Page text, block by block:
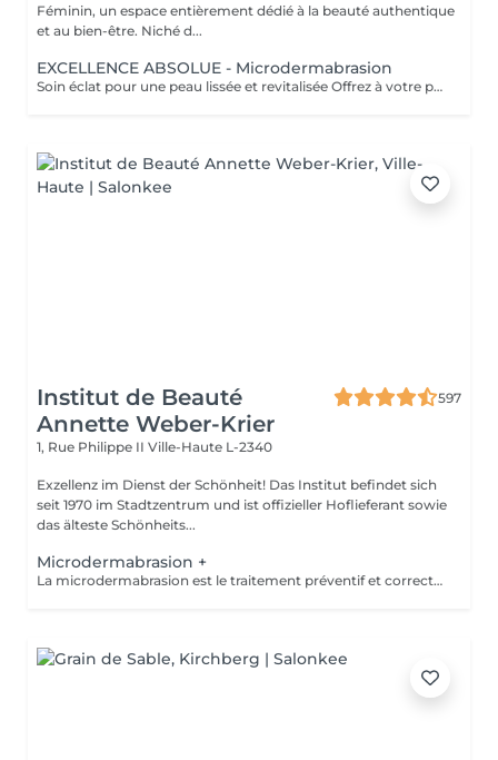
Féminin, un espace entièrement dédié à la beauté authentique
et au bien-être. Niché d...
EXCELLENCE ABSOLUE - Microdermabrasion
Soin éclat pour une peau lissée et revitalisée Offrez à votre peau un éclat immédiat grâce à la microdermabrasion, une technique douce qui stimule la régénération, lisse les ridules et révèle un teint plus lumineux et uniforme. Sans douleur, ce soin laisse la peau propre, fraîche et visiblement rajeunie dès les premières séances. Comment cela fonctionne : Une abrasion douce associée à une aspiration délicate élimine les impuretés, affine le grain de peau et aide à maintenir une apparence plus jeune et éclatante. En option, les ultrasons renforcent les effets en stimulant la circulation et en favorisant la pénétration des actifs, laissant la peau visiblement plus fraîche et revitalisée. Les bienfaits : - Peau lisse et douce - Teint éclatant - Peau raffermie et tonifiée - Aspect plus jeune et visiblement revitalisé - Pores resserrés et peau purifiée Découvrez l'ensemble de mes rituels et prestations exclusives sur: www.eclat-feminin.lu - SCROLLER VERS LE HAUT - DESCRIPTION -
Institut de Beauté
Annette Weber-Krier
597
1, Rue Philippe II Ville-Haute L-2340
Exzellenz im Dienst der Schönheit! Das Institut befindet sich
seit 1970 im Stadtzentrum und ist offizieller Hoflieferant sowie
das älteste Schönheits...
Microdermabrasion +
La microdermabrasion est le traitement préventif et correctif par excellence. Elle stimule la régénération cellulaire et la production de cellules jeunes. À l'aide soit d'un jet de microcristaux projetés sur la peau soit d'une tête diamantée, la microdermabrasion enlève toutes les cellules mortes. Dès le premier traitement, la peau est plus éclatante, plus douce et visiblement exfoliée.